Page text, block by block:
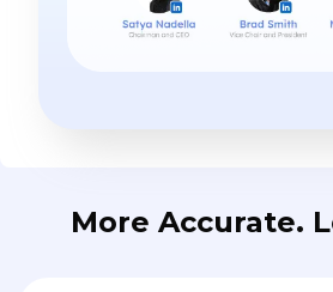
More Accurate.